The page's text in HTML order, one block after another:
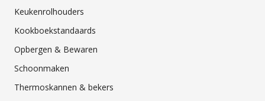
Keukenrolhouders
Kookboekstandaards
Opbergen & Bewaren
Schoonmaken
Thermoskannen & bekers